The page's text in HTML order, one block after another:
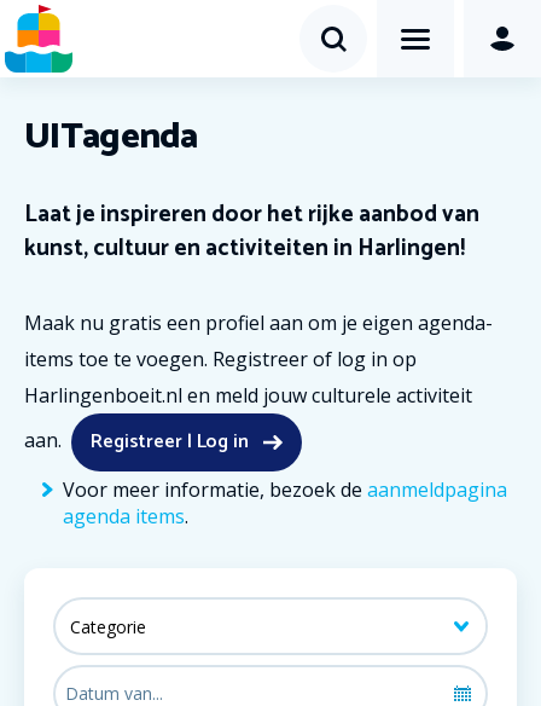
UITagenda
Laat je inspireren door het rijke aanbod van
kunst, cultuur en activiteiten in Harlingen!
Maak nu gratis een profiel aan om je eigen agenda-
items toe te voegen. Registreer of log in op
Harlingenboeit.nl en meld jouw culturele activiteit
aan.
Registreer | Log in
Voor meer informatie, bezoek de aanmeldpagina
agenda items.